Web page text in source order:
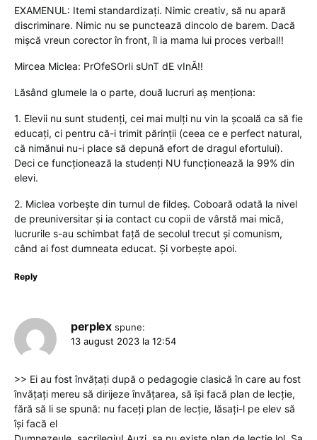
EXAMENUL: Itemi standardizați. Nimic creativ, să nu apară
discriminare. Nimic nu se punctează dincolo de barem. Dacă
mișcă vreun corector în front, îl ia mama lui proces verbal!!
Mircea Miclea: PrOfeSOrIi sUnT dE vInĂ!!
Lăsând glumele la o parte, două lucruri aș menționa:
1. Elevii nu sunt studenți, cei mai mulți nu vin la școală ca să fie
educați, ci pentru că-i trimit părinții (ceea ce e perfect natural,
că nimănui nu-i place să depună efort de dragul efortului).
Deci ce funcționează la studenți NU funcționează la 99% din
elevi.
2. Miclea vorbește din turnul de fildeș. Coboară odată la nivel
de preuniversitar și ia contact cu copii de vârstă mai mică,
lucrurile s-au schimbat față de secolul trecut și comunism,
când ai fost dumneata educat. Și vorbește apoi.
Reply
perplex spune:
13 august 2023 la 12:54
>> Ei au fost învățați după o pedagogie clasică în care au fost
învățați mereu să dirijeze învățarea, să își facă plan de lecție,
fără să li se spună: nu faceți plan de lecție, lăsați-l pe elev să
își facă el